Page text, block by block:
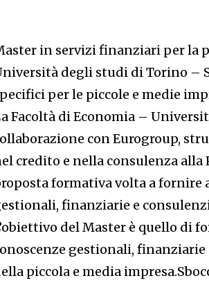
in servizi finanziari per la
degli studi di Torino –
per le piccole e medie
Facoltà di Economia –
con Eurogroup,
credito e nella consulenza alla
formativa volta a fornire
finanziarie e
del Master è quello di
gestionali,
piccola e media